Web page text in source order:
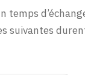
temps
suivantes